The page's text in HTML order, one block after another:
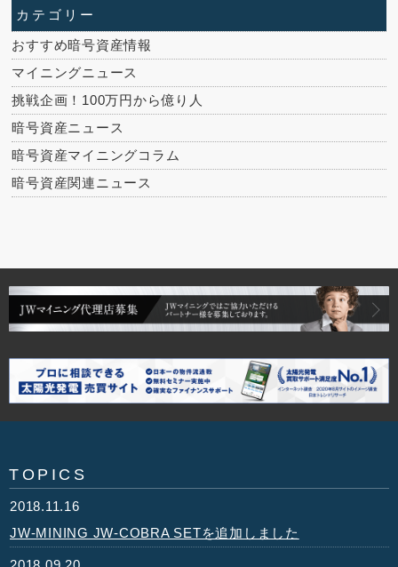
カテゴリー
おすすめ暗号資産情報
マイニングニュース
挑戦企画！100万円から億り人
暗号資産ニュース
暗号資産マイニングコラム
暗号資産関連ニュース
TOPICS
2018.11.16
JW-MINING JW-COBRA SETを追加しました